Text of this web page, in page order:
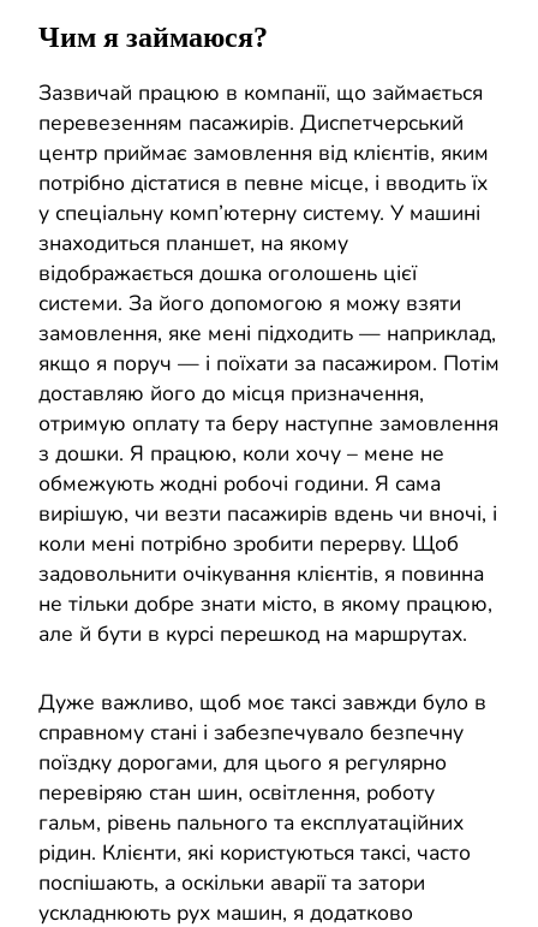
Чим я займаюся?
Зазвичай працюю в компанії, що займається
перевезенням пасажирів. Диспетчерський
центр приймає замовлення від клієнтів, яким
потрібно дістатися в певне місце, і вводить їх
у спеціальну комп’ютерну систему. У машині
знаходиться планшет, на якому
відображається дошка оголошень цієї
системи. За його допомогою я можу взяти
замовлення, яке мені підходить — наприклад,
якщо я поруч — і поїхати за пасажиром. Потім
доставляю його до місця призначення,
отримую оплату та беру наступне замовлення
з дошки. Я працюю, коли хочу – мене не
обмежують жодні робочі години. Я сама
вирішую, чи везти пасажирів вдень чи вночі, і
коли мені потрібно зробити перерву. Щоб
задовольнити очікування клієнтів, я повинна
не тільки добре знати місто, в якому працюю,
але й бути в курсі перешкод на маршрутах.
Дуже важливо, щоб моє таксі завжди було в
справному стані і забезпечувало безпечну
поїздку дорогами, для цього я регулярно
перевіряю стан шин, освітлення, роботу
гальм, рівень пального та експлуатаційних
рідин. Клієнти, які користуються таксі, часто
поспішають, а оскільки аварії та затори
ускладнюють рух машин, я додатково